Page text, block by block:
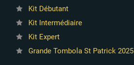
Kit Débutant
Kit Intermédiaire
Kit Expert
Grande Tombola St Patrick 2025